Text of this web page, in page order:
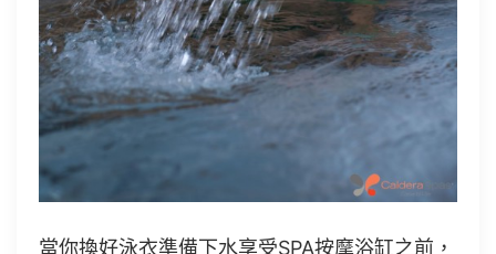
當你換好泳衣準備下水享受SPA按摩浴缸之前，